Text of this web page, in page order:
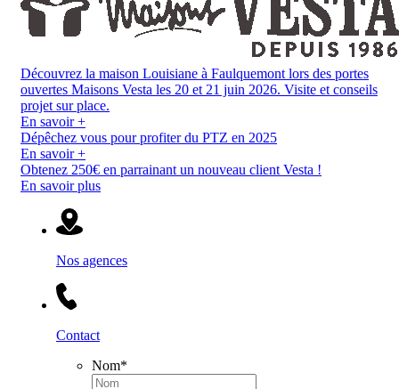
Découvrez la maison Louisiane à Faulquemont lors des portes
ouvertes Maisons Vesta les 20 et 21 juin 2026. Visite et conseils
projet sur place.
En savoir +
Dépêchez vous pour profiter du PTZ en 2025
En savoir +
Obtenez 250€ en parrainant un nouveau client Vesta !
En savoir plus
Nos agences
Contact
Nom*